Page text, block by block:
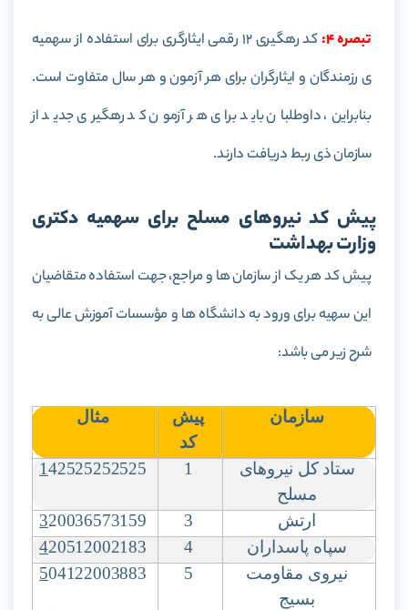
تبصره 4:
کد رهگیری 12 رقمی ایثارگری برای استفاده از سهمیه
ی رزمندگان و ایثارگران برای هر آزمون و هر سال متفاوت است.
بنابراین، داوطلبان باید برای هر آزمون کد رهگیری جدید از
سازمان ذی ربط دریافت دارند.
پیش کد نیروهای مسلح برای سهمیه دکتری
وزارت بهداشت
پیش کد هر یک از سازمان ها و مراجع، جهت استفاده متقاضیان
این سهیه برای ورود به دانشگاه ها و مؤسسات آموزش عالی به
شرح زیر می باشد:
سازمان
پیش
کد
مثال
ستاد کل نیروهای
مسلح
1
142525252525
ارتش 3
320036573159
سپاه پاسداران
4
420512002183
نیروی مقاومت
بسیج
5
504122003883